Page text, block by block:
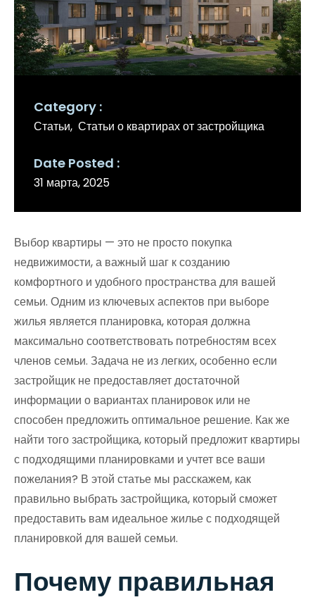
Category
Статьи Статьи о квартирах от застройщика
Date Posted
31 марта, 2025
Выбор квартиры — это не просто покупка
недвижимости, а важный шаг к созданию
комфортного и удобного пространства для вашей
семьи. Одним из ключевых аспектов при выборе
жилья является планировка, которая должна
максимально соответствовать потребностям всех
членов семьи. Задача не из легких, особенно если
застройщик не предоставляет достаточной
информации о вариантах планировок или не
способен предложить оптимальное решение. Как же
найти того застройщика, который предложит квартиры
с подходящими планировками и учтет все ваши
пожелания? В этой статье мы расскажем, как
правильно выбрать застройщика, который сможет
предоставить вам идеальное жилье с подходящей
планировкой для вашей семьи.
Почему правильная